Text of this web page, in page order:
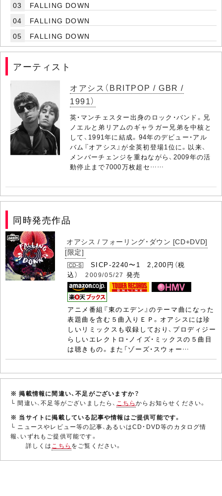
03
FALLING DOWN
04
FALLING DOWN
05
FALLING DOWN
アーティスト
オアシス（BRITPOP / GBR /
1991）
英・マンチェスター出身のロック・バンド。兄
ノエルと弟リアムのギャラガー兄弟を中核と
して、1991年に結成。94年のデビュー・アル
バム『オアシス』が全英初登場1位に。以来、
メンバーチェンジを重ねながら、2009年の活
動停止まで7000万枚超セ……
同時発売作品
オアシス / フォーリング・ダウン [CD+DVD]
[限定]
SICP-2240〜1 2,200円（税
込） 2009/05/27 発売
アニメ番組『東のエデン』のテーマ曲になった
表題曲を含む５曲入りＥＰ。オアシスには珍
しいリミックスも収録しており、プロディジー
らしいエレクトロ・ノイズ・ミックスの５曲目
は聴きもの。また「ゾーズ・スウォー…
※ 掲載情報に間違い、不足がございますか？
└ 間違い、不足等がございましたら、 こちらからお知らせください。
※ 当サイトに掲載している記事や情報はご提供可能です。
└ ニュースやレビュー等の記事、あるいはCD・DVD等のカタログ情
報、いずれもご提供可能です。
詳しくはこちら をご覧ください。